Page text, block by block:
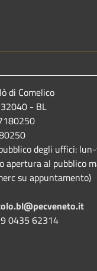
di Comelico
- BL
degli uffici:
apertura al pubblico
su appuntamento)
0435 62314